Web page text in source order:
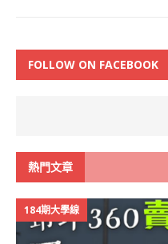
FOLLOW ON FACEBOOK
熱門文章
184期大學線